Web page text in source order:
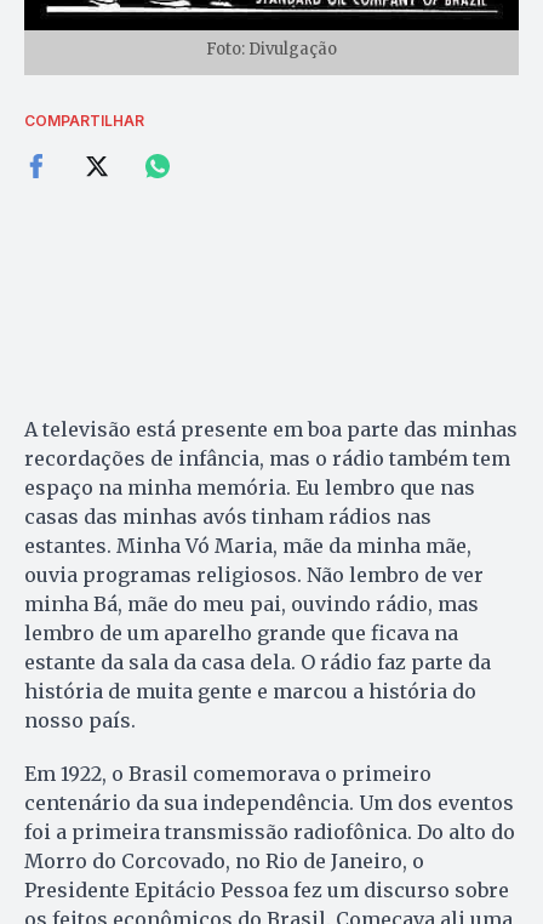
Foto: Divulgação
COMPARTILHAR
A televisão está presente em boa parte das minhas
recordações de infância, mas o rádio também tem
espaço na minha memória. Eu lembro que nas
casas das minhas avós tinham rádios nas
estantes. Minha Vó Maria, mãe da minha mãe,
ouvia programas religiosos. Não lembro de ver
minha Bá, mãe do meu pai, ouvindo rádio, mas
lembro de um aparelho grande que ficava na
estante da sala da casa dela. O rádio faz parte da
história de muita gente e marcou a história do
nosso país.
Em 1922, o Brasil comemorava o primeiro
centenário da sua independência. Um dos eventos
foi a primeira transmissão radiofônica. Do alto do
Morro do Corcovado, no Rio de Janeiro, o
Presidente Epitácio Pessoa fez um discurso sobre
os feitos econômicos do Brasil. Começava ali uma